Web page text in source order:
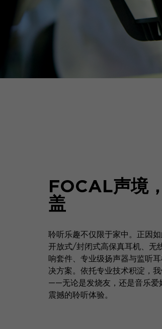
FOCAL声境
盖
聆听乐趣不仅限于家中。正因
开放式/封闭式高保真耳机、无
响套件、专业级扬声器与监听
决方案。依托专业技术积淀，
——无论是发烧友，还是音乐
震撼的聆听体验。